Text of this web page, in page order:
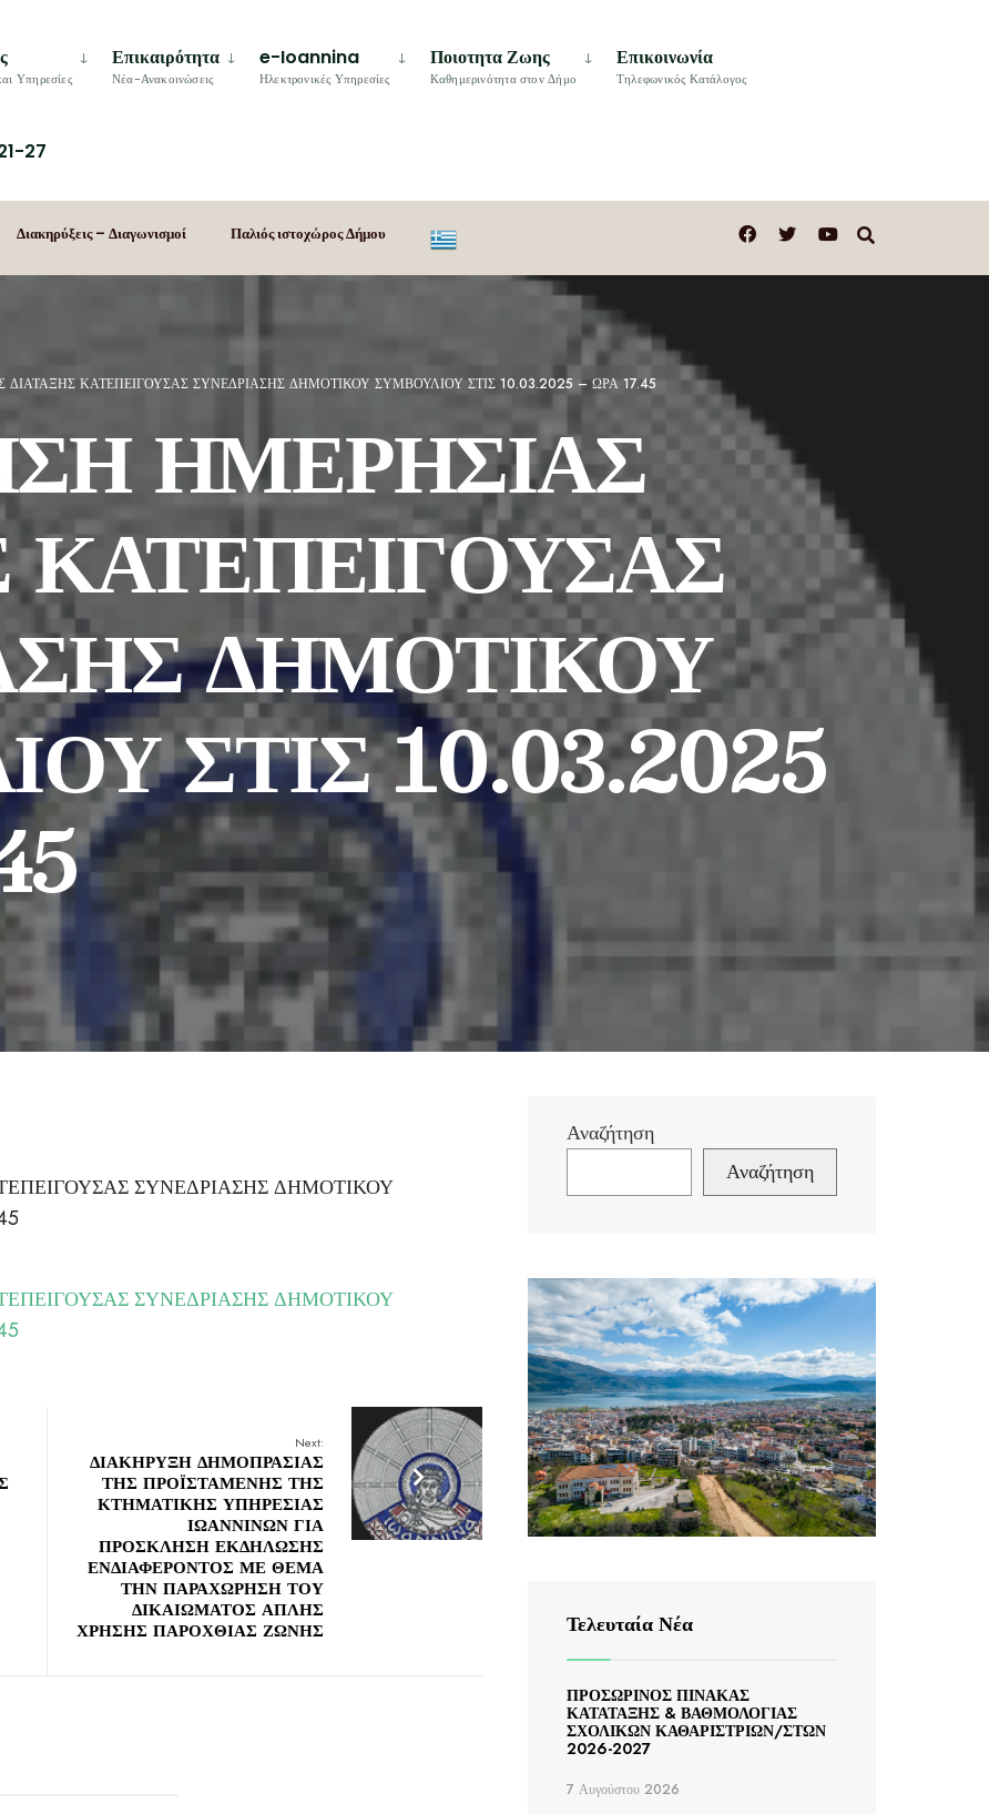
Υπηρεσίες
Επικαιρότητα
Νέα-Ανακοινώσεις
e-Ioannina
Ηλεκτρονικές Υπηρεσίες
Ποιοτητα Ζωης
Καθημερινότητα στον Δήμο
Επικοινωνία
Τηλεφωνικός Κατάλογος
27
Διακηρύξεις – Διαγωνισμοί Παλιός ιστοχώρος Δήμου
ΚΑΤΕΠΕΙΓΟΥΣΑΣ ΣΥΝΕΔΡΙΑΣΗΣ ΔΗΜΟΤΙΚΟΥ ΣΥΜΒΟΥΛΙΟΥ ΣΤΙΣ 10.03.2025 – ΩΡΑ 17.45
ΗΜΕΡΗΣΙΑΣ
ΚΑΤΕΠΕΙΓΟΥΣΑΣ
ΔΗΜΟΤΙΚΟΥ
ΣΤΙΣ 10.03.2025
ΣΥΝΕΔΡΙΑΣΗΣ ΔΗΜΟΤΙΚΟΥ
ΣΥΝΕΔΡΙΑΣΗΣ ΔΗΜΟΤΙΚΟΥ
Next:
ΔΙΑΚΗΡΥΞΗ ΔΗΜΟΠΡΑΣΙΑΣ
ΤΗΣ ΠΡΟΪΣΤΑΜΕΝΗΣ ΤΗΣ
ΚΤΗΜΑΤΙΚΗΣ ΥΠΗΡΕΣΙΑΣ
ΙΩΑΝΝΙΝΩΝ ΓΙΑ
ΠΡΟΣΚΛΗΣΗ ΕΚΔΗΛΩΣΗΣ
ΕΝΔΙΑΦΕΡΟΝΤΟΣ ΜΕ ΘΕΜΑ
ΤΗΝ ΠΑΡΑΧΩΡΗΣΗ ΤΟΥ
ΔΙΚΑΙΩΜΑΤΟΣ ΑΠΛΗΣ
ΧΡΗΣΗΣ ΠΑΡΟΧΘΙΑΣ ΖΩΝΗΣ
Αναζήτηση
Αναζήτηση
Τελευταία Νέα
ΠΡΟΣΩΡΙΝΟΣ ΠΙΝΑΚΑΣ
ΚΑΤΑΤΑΞΗΣ & ΒΑΘΜΟΛΟΓΙΑΣ
ΣΧΟΛΙΚΩΝ ΚΑΘΑΡΙΣΤΡΙΩΝ/ΣΤΩΝ
2026-2027
7 Αυγούστου 2026